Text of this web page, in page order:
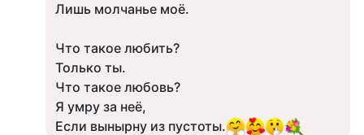
Лишь молчанье моё.
Что такое любить?
Только ты.
Что такое любовь?
Я умру за неё,
Если вынырну из пустоты.